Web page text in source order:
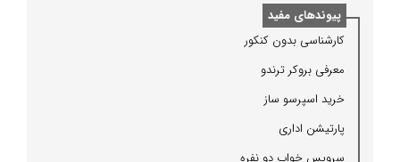
پیوندهای مفید
كارشناسی بدون كنكور
معرفی بروكر ترندو
خرید اسپرسو ساز
پارتیشن اداری
سرویس خواب دو نفره